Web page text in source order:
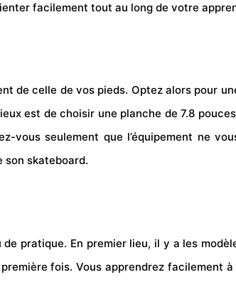
facilement tout au long de votre
de celle de vos pieds. Optez alors pour
est de choisir une planche de 7.8
vous seulement que l’équipement ne
son skateboard.
de pratique. En premier lieu, il y a les
fois. Vous apprendrez facilement